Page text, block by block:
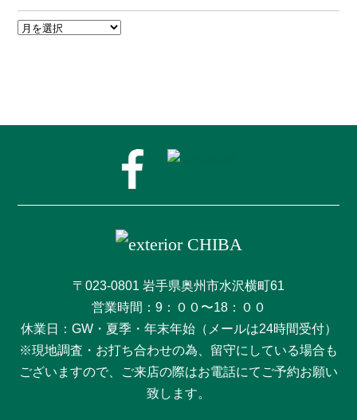
〒023-0801 岩手県奥州市水沢横町61
営業時間：9：００〜18：００
休業日：GW・夏季・年末年始（メールは24時間受付）
※現地調査・お打ち合わせの為、留守にしている場合も
ございますので、ご来店の際はお電話にてご予約お願い
致します。